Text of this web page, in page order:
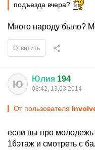
подъезда вчера?
Много народу было?
Ответить
Ю Юлия 194
08:42, 13.03.2014
От пользователя
если вы про молодежь
16этаж и смотреть с